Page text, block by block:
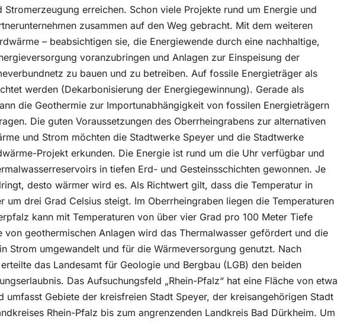
Stromerzeugung erreichen. Schon viele Projekte rund um Energie und
zusammen auf den Weg gebracht. Mit dem weiteren
– beabsichtigen sie, die Energiewende durch eine nachhaltige,
voranzubringen und Anlagen zur Einspeisung der
zu bauen und zu betreiben. Auf fossile Energieträger als
werden (Dekarbonisierung der Energiegewinnung). Gerade als
die Geothermie zur Importunabhängigkeit von fossilen Energieträgern
Die guten Voraussetzungen des Oberrheingrabens zur alternativen
und Strom möchten die Stadtwerke Speyer und die Stadtwerke
Projekt erkunden. Die Energie ist rund um die Uhr verfügbar und
in tiefen Erd- und Gesteinsschichten gewonnen. Je
desto wärmer wird es. Als Richtwert gilt, dass die Temperatur in
um drei Grad Celsius steigt. Im Oberrheingraben liegen die Temperaturen
kann mit Temperaturen von über vier Grad pro 100 Meter Tiefe
von geothermischen Anlagen wird das Thermalwasser gefördert und die
Strom umgewandelt und für die Wärmeversorgung genutzt. Nach
das Landesamt für Geologie und Bergbau (LGB) den beiden
Das Aufsuchungsfeld „Rhein-Pfalz“ hat eine Fläche von etwa
umfasst Gebiete der kreisfreien Stadt Speyer, der kreisangehörigen Stadt
Rhein-Pfalz bis zum angrenzenden Landkreis Bad Dürkheim. Um